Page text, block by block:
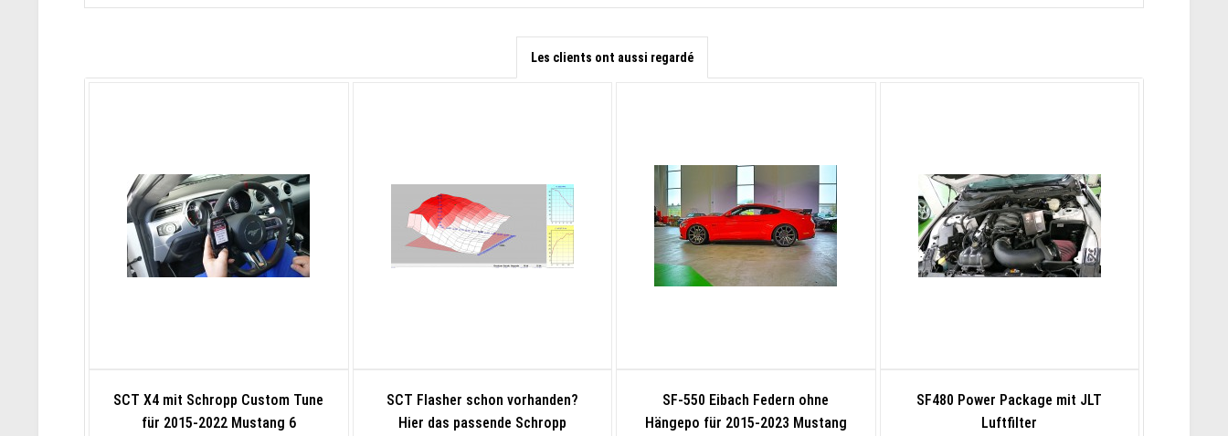
Les clients ont aussi regardé
SCT X4 mit Schropp Custom Tune
für 2015-2022 Mustang 6
SCT Flasher schon vorhanden?
Hier das passende Schropp
SF-550 Eibach Federn ohne
Hängepo für 2015-2023 Mustang
SF480 Power Package mit JLT
Luftfilter